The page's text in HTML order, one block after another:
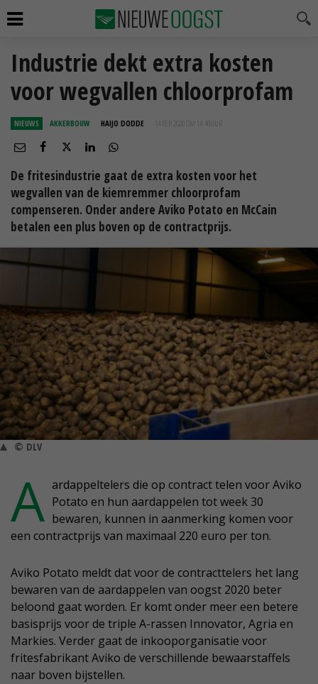
Industrie dekt extra kosten
voor wegvallen chloorprofam
NIEUWS AKKERBOUW HAIJO DODDE 14 FEB 2020 OM 14:40
De fritesindustrie gaat de extra kosten voor het
wegvallen van de kiemremmer chloorprofam
compenseren. Onder andere Aviko Potato en McCain
betalen een plus boven op de contractprijs.
© DLV
A ardappeltelers die op contract telen voor Aviko
Potato en hun aardappelen tot week 30
bewaren, kunnen in aanmerking komen voor
een contractprijs van maximaal 220 euro per ton.
Aviko Potato meldt dat voor de contracttelers het lang
bewaren van de aardappelen van oogst 2020 beter
beloond gaat worden. Er komt onder meer een betere
basisprijs voor de triple A-rassen Innovator, Agria en
Markies. Verder gaat de inkooporganisatie voor
fritesfabrikant Aviko de verschillende bewaarstaffels
naar boven bijstellen.